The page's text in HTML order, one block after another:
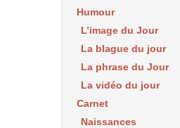
Humour
L’image du Jour
La blague du jour
La phrase du Jour
La vidéo du jour
Carnet
Naissances